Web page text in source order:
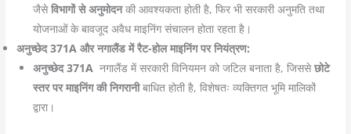
जैसेविभागों से अनुमोदनकी आवश्यकता होती है, फिर भी सरकारी अनुमति तथा
योजनाओं के बावजूद अवैध माइनिंग संचालन होता रहता है।
अनुच्छेद 371A और नगालैंड में रैट-होल माइनिंग पर नियंत्रण:
अनुच्छेद 371Aनगालैंड में सरकारी विनियमन को जटिल बनाता है, जिससेछोटे
स्तर पर माइनिंग की निगरानीबाधित होती है, विशेषतः व्यक्तिगत भूमि मालिकों
द्वारा।